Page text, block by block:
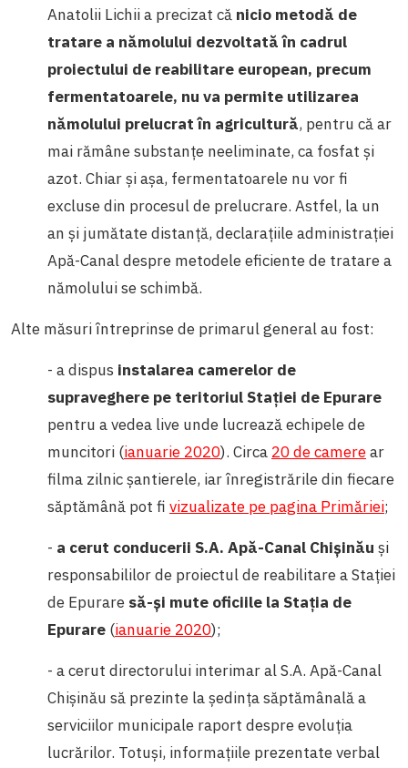
Anatolii Lichii a precizat că nicio metodă de
tratare a nămolului dezvoltată în cadrul
proiectului de reabilitare european, precum
fermentatoarele, nu va permite utilizarea
nămolului prelucrat în agricultură, pentru că ar
mai rămâne substanțe neeliminate, ca fosfat și
azot. Chiar și așa, fermentatoarele nu vor fi
excluse din procesul de prelucrare. Astfel, la un
an și jumătate distanță, declarațiile administrației
Apă-Canal despre metodele eficiente de tratare a
nămolului se schimbă.
Alte măsuri întreprinse de primarul general au fost:
- a dispus instalarea camerelor de
supraveghere pe teritoriul Stației de Epurare
pentru a vedea live unde lucrează echipele de
muncitori (ianuarie 2020). Circa 20 de camerear
filma zilnic șantierele, iar înregistrările din fiecare
săptămână pot fi vizualizate pe pagina Primăriei;
- a cerut conducerii S.A. Apă-Canal Chișinău și
responsabililor de proiectul de reabilitare a Stației
de Epurare să-și mute oficiile la Stația de
Epurare (ianuarie 2020);
- a cerut directorului interimar al S.A. Apă-Canal
Chișinău să prezinte la ședința săptămânală a
serviciilor municipale raport despre evoluția
lucrărilor. Totuși, informațiile prezentate verbal